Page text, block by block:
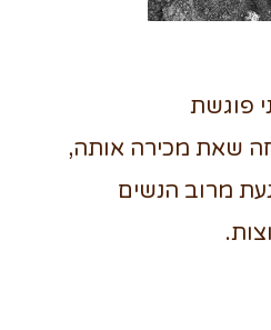
פוגשת
שאת מכירה אותה,
מרוב הנשים